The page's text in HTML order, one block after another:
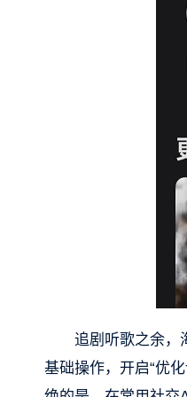
追剧听歌之余，
基础操作，开启“优